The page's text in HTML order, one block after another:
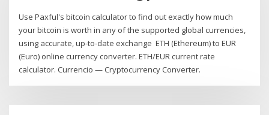
Use Paxful's bitcoin calculator to find out exactly how much
your bitcoin is worth in any of the supported global currencies,
using accurate, up-to-date exchange ETH (Ethereum) to EUR
(Euro) online currency converter. ETH/EUR current rate
calculator. Currencio — Cryptocurrency Converter.